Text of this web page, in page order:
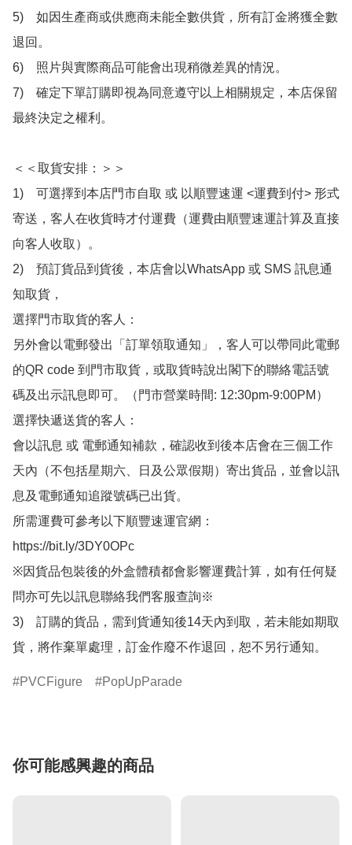
5)　如因生產商或供應商未能全數供貨，所有訂金將獲全數
退回。
6)　照片與實際商品可能會出現稍微差異的情況。
7)　確定下單訂購即視為同意遵守以上相關規定，本店保留
最終決定之權利。
＜＜取貨安排：＞＞
1)　可選擇到本店門市自取 或 以順豐速運 <運費到付> 形式
寄送，客人在收貨時才付運費（運費由順豐速運計算及直接
向客人收取）。
2)　預訂貨品到貨後，本店會以WhatsApp 或 SMS 訊息通
知取貨，
選擇門市取貨的客人：
另外會以電郵發出「訂單領取通知」，客人可以帶同此電郵
的QR code 到門市取貨，或取貨時說出閣下的聯絡電話號
碼及出示訊息即可。（門市營業時間: 12:30pm-9:00PM）
選擇快遞送貨的客人：
會以訊息 或 電郵通知補款，確認收到後本店會在三個工作
天內（不包括星期六、日及公眾假期）寄出貨品，並會以訊
息及電郵通知追蹤號碼已出貨。
所需運費可參考以下順豐速運官網：
https://bit.ly/3DY0OPc
※因貨品包裝後的外盒體積都會影響運費計算，如有任何疑
問亦可先以訊息聯絡我們客服查詢※
3)　訂購的貨品，需到貨通知後14天內到取，若未能如期取
貨，將作棄單處理，訂金作廢不作退回，恕不另行通知。
PVCFigure PopUpParade
你可能感興趣的商品